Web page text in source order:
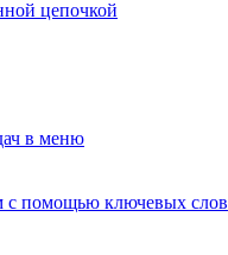
цепочкой
в меню
с помощью ключевых слов